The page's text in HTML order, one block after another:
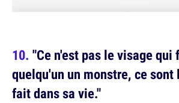
"Ce n'est pas le visage qui
quelqu'un un monstre, ce
fait dans sa vie."